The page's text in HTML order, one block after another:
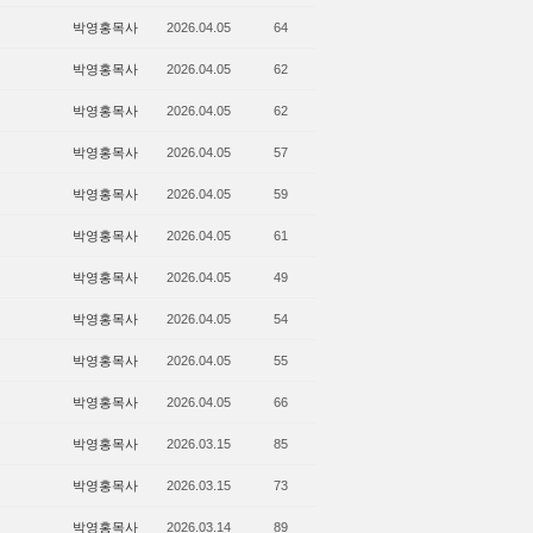
박영홍목사 2026.04.05 64
박영홍목사 2026.04.05 62
박영홍목사 2026.04.05 62
박영홍목사 2026.04.05 57
박영홍목사 2026.04.05 59
박영홍목사 2026.04.05 61
박영홍목사 2026.04.05 49
박영홍목사 2026.04.05 54
박영홍목사 2026.04.05 55
박영홍목사 2026.04.05 66
박영홍목사 2026.03.15 85
박영홍목사 2026.03.15 73
박영홍목사 2026.03.14 89